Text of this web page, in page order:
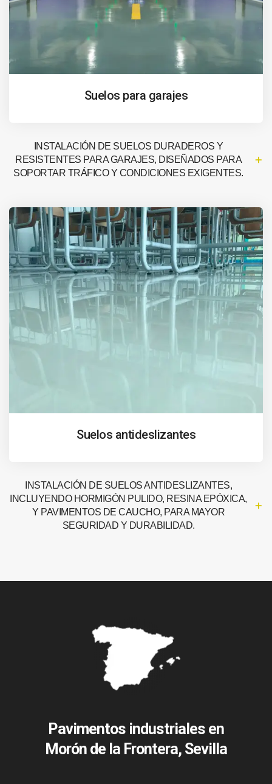
Suelos para garajes
INSTALACIÓN DE SUELOS DURADEROS Y
RESISTENTES PARA GARAJES, DISEÑADOS PARA
SOPORTAR TRÁFICO Y CONDICIONES EXIGENTES.
Suelos antideslizantes
INSTALACIÓN DE SUELOS ANTIDESLIZANTES,
INCLUYENDO HORMIGÓN PULIDO, RESINA EPÓXICA,
Y PAVIMENTOS DE CAUCHO, PARA MAYOR
SEGURIDAD Y DURABILIDAD.
Pavimentos industriales en
Morón de la Frontera, Sevilla